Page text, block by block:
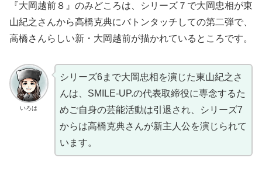
『大岡越前８』のみどころは、シリーズ７で大岡忠相が東
山紀之さんから高橋克典にバトンタッチしての第二弾で、
高橋さんらしい新・大岡越前が描かれているところです。
いろは
シリーズ6まで大岡忠相を演じた東山紀之さ
んは、SMILE-UP.の代表取締役に専念するた
めご自身の芸能活動は引退され、シリーズ7
からは高橋克典さんが新主人公を演じられて
います。